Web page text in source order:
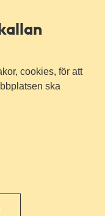
cookies, för att
ska